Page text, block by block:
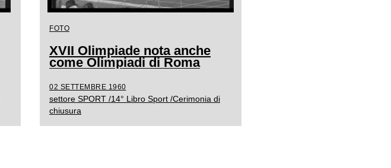
FOTO
XVII Olimpiade nota anche
come Olimpiadi di Roma
02 SETTEMBRE 1960
settore SPORT /14° Libro Sport /Cerimonia di
chiusura